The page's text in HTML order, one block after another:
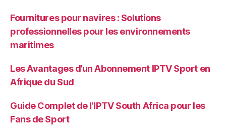
Fournitures pour navires : Solutions
professionnelles pour les environnements
maritimes
Les Avantages d’un Abonnement IPTV Sport en
Afrique du Sud
Guide Complet de l’IPTV South Africa pour les
Fans de Sport